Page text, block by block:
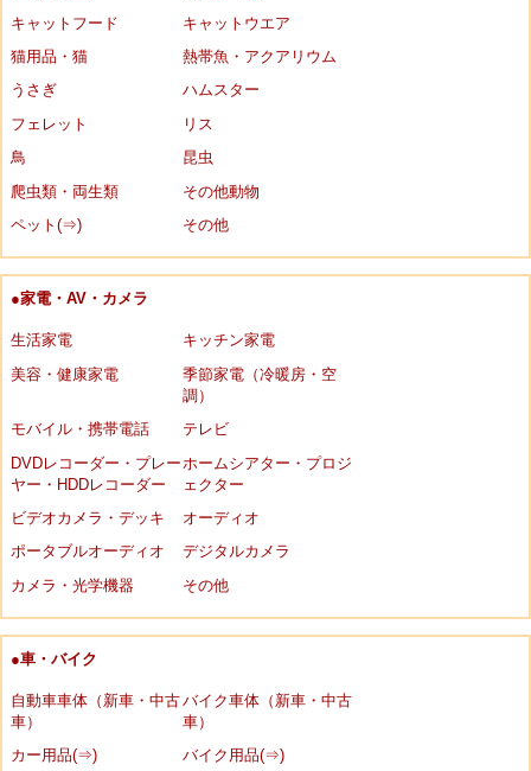
キャットフード
キャットウエア
猫用品・猫
熱帯魚・アクアリウム
うさぎ
ハムスター
フェレット
リス
鳥
昆虫
爬虫類・両生類
その他動物
ペット(⇒)
その他
●家電・AV・カメラ
生活家電
キッチン家電
美容・健康家電
季節家電（冷暖房・空
調）
モバイル・携帯電話
テレビ
DVDレコーダー・プレー
ヤー・HDDレコーダー
ホームシアター・プロジ
ェクター
ビデオカメラ・デッキ
オーディオ
ポータブルオーディオ
デジタルカメラ
カメラ・光学機器
その他
●車・バイク
自動車車体（新車・中古
車）
バイク車体（新車・中古
車）
カー用品(⇒)
バイク用品(⇒)